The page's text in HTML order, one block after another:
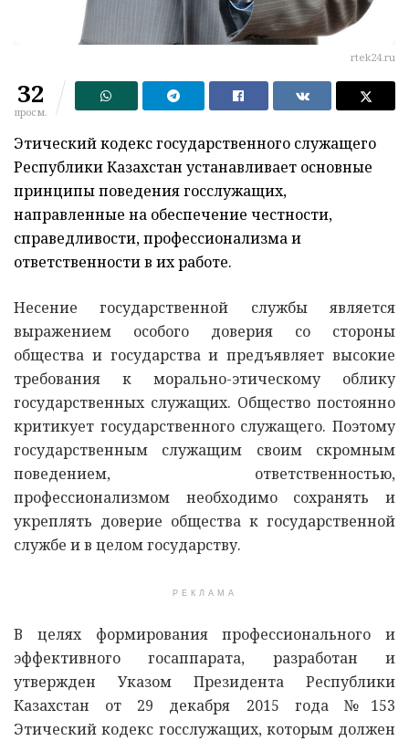
rtek24.ru
32
просм.
Этический кодекс государственного служащего
Республики Казахстан устанавливает основные
принципы поведения госслужащих,
направленные на обеспечение честности,
справедливости, профессионализма и
ответственности в их работе.
Несение государственной службы является
выражением особого доверия со стороны
общества и государства и предъявляет высокие
требования к морально-этическому облику
государственных служащих. Общество постоянно
критикует государственного служащего. Поэтому
государственным служащим своим скромным
поведением, ответственностью,
профессионализмом необходимо сохранять и
укреплять доверие общества к государственной
службе и в целом государству.
РЕКЛАМА
В целях формирования профессионального и
эффективного госаппарата, разработан и
утвержден Указом Президента Республики
Казахстан от 29 декабря 2015 года №153
Этический кодекс госслужащих, которым должен